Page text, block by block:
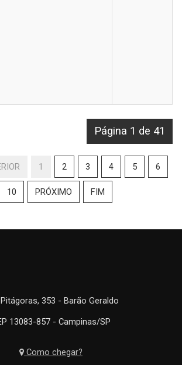
Página 1 de 41
1 2 3 4 5 6
10 PRÓXIMO FIM
353 - Barão Geraldo
13083-857 - Campinas/SP
Como chegar?